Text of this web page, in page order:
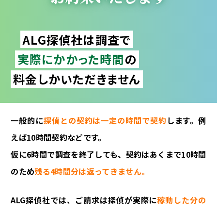
ALG探偵社は調査で
実際にかかった時間の
料金しかいただきません
一般的に探偵との契約は一定の時間で契約 します。例
えば10時間契約などです。
仮に6時間で調査を終了しても、契約はあくまで10時間
のため残る4時間分は返ってきません。
ALG探偵社では、ご請求は探偵が実際に稼動した分の